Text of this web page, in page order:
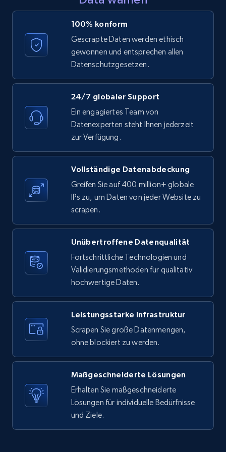
URL, ID, User id, Use url, Title, Headline, Post
text, Date posted, and more.
11.3K+ 1.5K+ Gratis testen
LinkedIn posts - Discover new posts
URL, ID, User id, Use url, Title, Headline, Post
text, Date posted, and more.
11.3K+ 1.5K+ Gratis testen
X (formerly Twitter) - Posts
ID, User posted, Name, Description, Date
posted, Photos, URL, Quoted post, and more.
10.4K+ 1.2K+ Gratis testen
Twitter posts URLs
ID, User posted, Name, Description, Date
posted, Photos, URL, Quoted post, and more.
1.2K+
100% konform
Gescrapte Daten werden ethisch
gewonnen und entsprechen allen
Datenschutzgesetzen.
24/7 globaler Support
Ein engagiertes Team von
Datenexperten steht Ihnen jederzeit
zur Verfügung.
Vollständige Datenabdeckung
Greifen Sie auf 400 million+ globale
IPs zu, um Daten von jeder Website zu
scrapen.
Unübertroffene Datenqualität
Fortschrittliche Technologien und
Validierungsmethoden für qualitativ
hochwertige Daten.
Leistungsstarke Infrastruktur
Scrapen Sie große Datenmengen,
ohne blockiert zu werden.
Maßgeschneiderte Lösungen
Erhalten Sie maßgeschneiderte
Lösungen für individuelle Bedürfnisse
und Ziele.